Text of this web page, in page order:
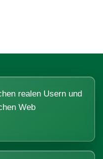
realen Usern und
Web